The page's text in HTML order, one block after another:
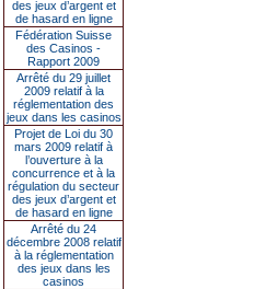
des jeux d’argent et
de hasard en ligne
Fédération Suisse
des Casinos -
Rapport 2009
Arrêté du 29 juillet
2009 relatif à la
réglementation des
jeux dans les casinos
Projet de Loi du 30
mars 2009 relatif à
l’ouverture à la
concurrence et à la
régulation du secteur
des jeux d’argent et
de hasard en ligne
Arrêté du 24
décembre 2008 relatif
à la réglementation
des jeux dans les
casinos